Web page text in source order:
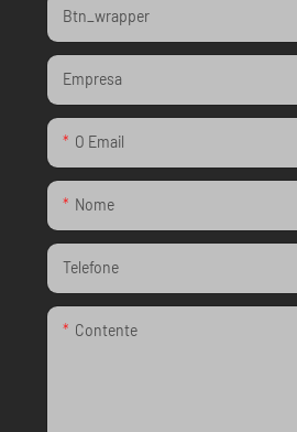
Btn_wrapper
Empresa
O Email
Nome
Telefone
Contente